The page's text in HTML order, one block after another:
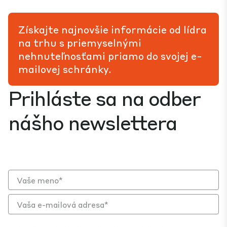
Prihláste sa na odber
nášho newslettera
Získajte najnovšie informácie od lídra
na trhu s priemyselnými
nehnuteľnosťami priamo do svojej e-
mailovej schránky.